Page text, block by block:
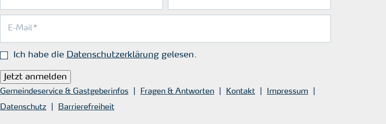
Ich habe die Datenschutzerklärung gelesen.
Jetzt anmelden
Gemeindeservice & Gastgeberinfos Fragen & Antworten Kontakt
Impressum
Datenschutz
Barrierefreiheit